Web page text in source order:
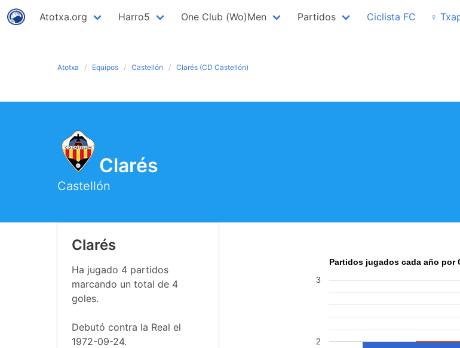
Atotxa.org Harro5 One Club (Wo)Men Partidos Ciclista FC ♀
Atotxa Equipos Castellón Clarés (CD Castellón)
Clarés
Castellón
Clarés
Ha jugado 4 partidos
marcando un total de 4
goles.
Debutó contra la Real el
1972-09-24.
Partidos jugados cada año por
2
3